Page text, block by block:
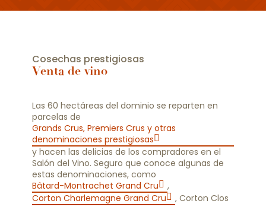
Cosechas prestigiosas
Venta de vino
Las 60 hectáreas del dominio se reparten en
parcelas de
Grands Crus, Premiers Crus y otras
denominaciones prestigiosas
y hacen las delicias de los compradores en el
Salón del Vino. Seguro que conoce algunas de
estas denominaciones, como
Bâtard-Montrachet Grand Cru
,
Corton Charlemagne Grand Cru
, Corton Clos